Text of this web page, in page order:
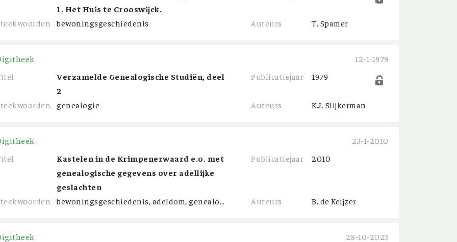
1. Het Huis te Crooswijck.
bewoningsgeschiedenis Auteurs T. Spamer
12-1-1979
Verzamelde Genealogische Studiën, deel
2
Publicatiejaar 1979
genealogie Auteurs K.J. Slijkerman
23-1-2010
Kastelen in de Krimpenerwaard e.o. met
genealogische gegevens over adellijke
geslachten
Publicatiejaar 2010
bewoningsgeschiedenis, adeldom, genealogie Auteurs B. de Keijzer
28-10-2023